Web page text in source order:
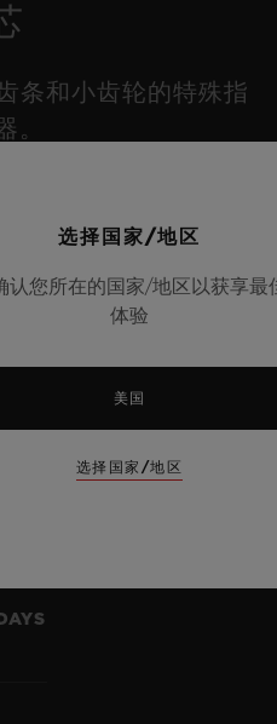
条和小齿轮的特殊指
。
x 6.8mm
选择国家/地区
认您所在的国家/地区以获享最
体验
美国
选择国家/地区